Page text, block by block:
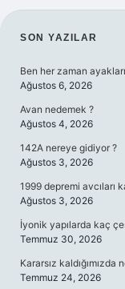
SON YAZILAR
Ben her zaman
Ağustos 6, 2026
Avan nedemek ?
Ağustos 4, 2026
142A nereye gidiyor ?
Ağustos 3, 2026
1999 depremi avcıları
Ağustos 3, 2026
İyonik yapılarda kaç
Temmuz 30, 2026
Kararsız kaldığımızda
Temmuz 24, 2026